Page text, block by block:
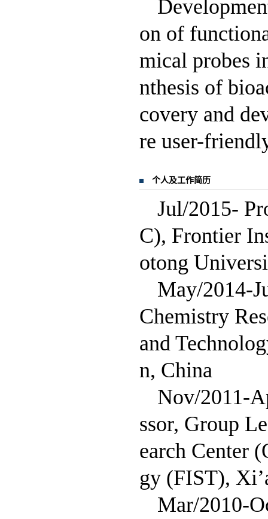
on of
mical probes
nthesis of
covery and
re user-
个人及工作简历
Jul/2015-
C), Frontier
otong
May/2014-
Chemistry
and
n, China
Nov/2011-
ssor, Group
earch Center
gy (FIST),
Mar/2010-